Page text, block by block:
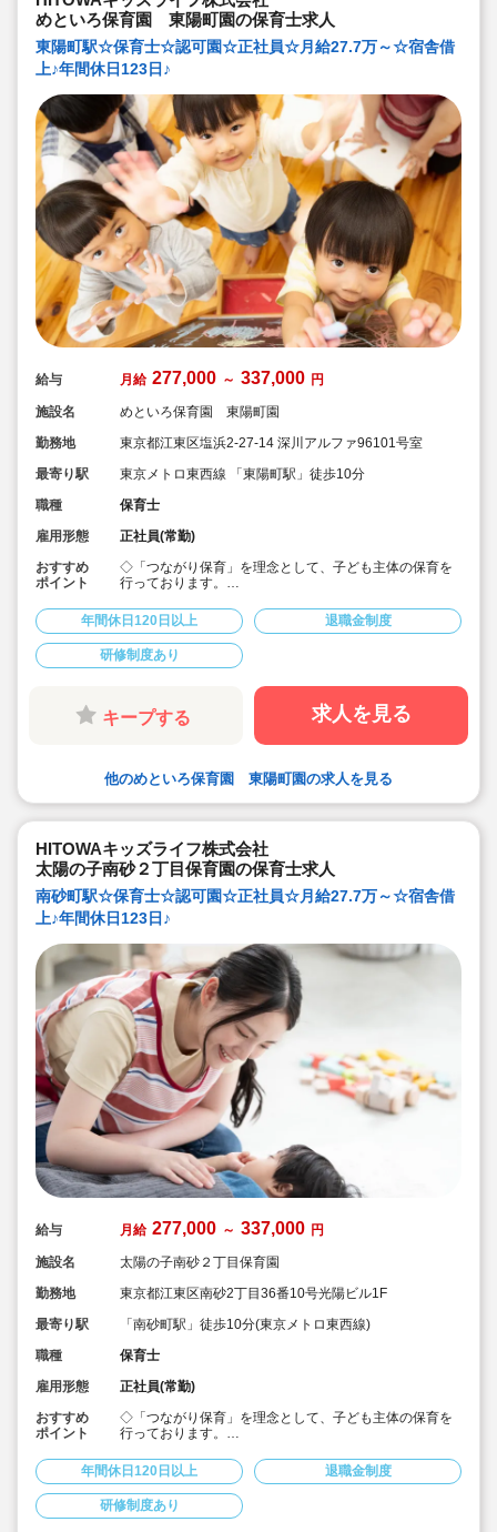
めといろ保育園 東陽町園の保育士求人
東陽町駅☆保育士☆認可園☆正社員☆月給27.7万～☆宿舎借
上♪年間休日123日♪
給与 月給 277,000 ～ 337,000 円
施設名
めといろ保育園 東陽町園
勤務地
東京都江東区塩浜2-27-14 深川アルファ96101号室
最寄り駅
東京メトロ東西線 「東陽町駅」徒歩10分
職種
保育士
雇用形態
正社員(常勤)
おすすめ
ポイント
◇「つながり保育」を理念として、子ども主体の保育を
行っております。
あり♪
◇残業ゼロ推進 / 持ち帰り残業禁止 / 残業代は1分単位で
支給！
◇年間休日123日から / プライベートも充実 / 12連休取得
◇多彩なキャリアアップ研修 / 年間100以上実施 / 充実し
たバックアップ！
年間休日120日以上 退職金制度
研修制度あり
キープする 求人を見る
他のめといろ保育園 東陽町園の求人を見る
HITOWAキッズライフ株式会社
太陽の子南砂２丁目保育園の保育士求人
南砂町駅☆保育士☆認可園☆正社員☆月給27.7万～☆宿舎借
上♪年間休日123日♪
給与 月給 277,000 ～ 337,000 円
施設名
太陽の子南砂２丁目保育園
勤務地
東京都江東区南砂2丁目36番10号光陽ビル1F
最寄り駅
「南砂町駅」徒歩10分(東京メトロ東西線)
職種
保育士
雇用形態
正社員(常勤)
おすすめ
ポイント
◇「つながり保育」を理念として、子ども主体の保育を
行っております。
あり♪
◇残業ゼロ推進 / 持ち帰り残業禁止 / 残業代は1分単位で
支給！
◇年間休日123日から / プライベートも充実 / 12連休取得
年間休日120日以上 退職金制度
研修制度あり